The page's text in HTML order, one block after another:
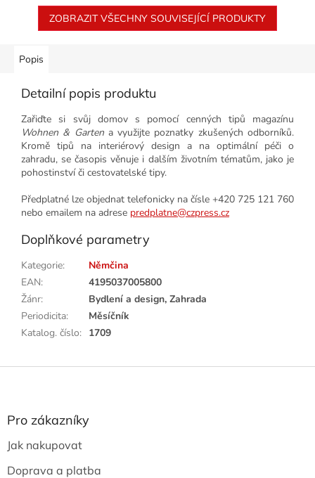
ZOBRAZIT VŠECHNY SOUVISEJÍCÍ PRODUKTY
Popis
Detailní popis produktu
Zařiďte si svůj domov s pomocí cenných tipů magazínu
Wohnen & Gartena využijte poznatky zkušených odborníků.
Kromě tipů na interiérový design a na optimální péči o
zahradu, se časopis věnuje i dalším životním tématům, jako je
pohostinství či cestovatelské tipy.
Předplatné lze objednat telefonicky na čísle +420 725 121 760
nebo emailem na adrese predplatne@czpress.cz
Doplňkové parametry
Kategorie:
Němčina
EAN:
4195037005800
Žánr:
Bydlení a design, Zahrada
Periodicita:
Měsíčník
Katalog. číslo: 1709
Z
Pro zákazníky
Jak nakupovat
Doprava a platba